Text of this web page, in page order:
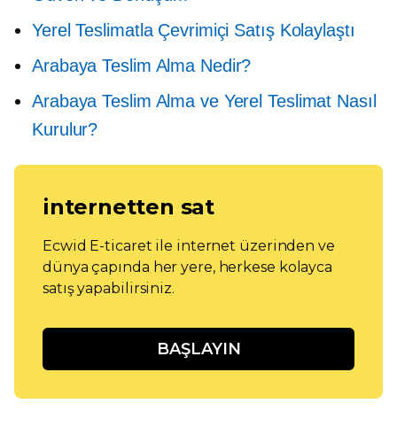
Yerel Teslimatla Çevrimiçi Satış Kolaylaştı
Arabaya Teslim Alma Nedir?
Arabaya Teslim Alma ve Yerel Teslimat Nasıl
Kurulur?
internetten sat
Ecwid E-ticaret ile internet üzerinden ve
dünya çapında her yere, herkese kolayca
satış yapabilirsiniz.
BAŞLAYIN